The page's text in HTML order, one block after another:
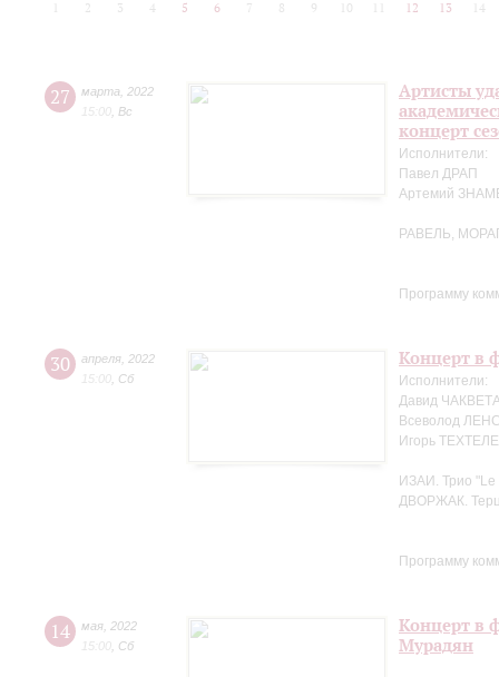
2 3 4 5 6 7 8 9 10 12 13 14
27 марта
2022
15:00 Вс
Артисты
концерт
Исполнители:
Павел ДРАП
Артемий
РАВЕЛЬ,
Программу
30 апреля 2022
15:00 Сб
Концерт в
Исполнители:
Давид
Всеволод
Игорь
ИЗАИ. Трио "Le
ДВОРЖАК.
Программу
14 мая 2022
15:00 Сб
Концерт в
Мурадян